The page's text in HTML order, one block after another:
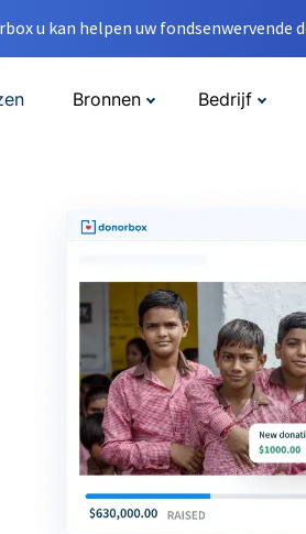
u kan helpen uw fondsenwervende
Bronnen Bedrijf